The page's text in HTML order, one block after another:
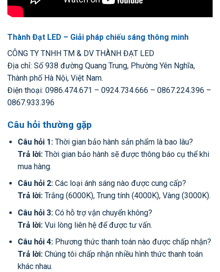
Thành Đạt LED – Giải pháp chiếu sáng thông minh
CÔNG TY TNHH TM & DV THÀNH ĐẠT LED
Địa chỉ: Số 938 đường Quang Trung, Phường Yên Nghĩa,
Thành phố Hà Nội, Việt Nam.
Điện thoại: 0986.474.671 – 0924.734.666 – 0867.224.396 –
0867.933.396
Câu hỏi thường gặp
Câu hỏi 1:Thời gian bảo hành sản phẩm là bao lâu?
Trả lời:Thời gian bảo hành sẽ được thông báo cụ thể khi
mua hàng.
Câu hỏi 2:Các loại ánh sáng nào được cung cấp?
Trả lời:Trắng (6000K), Trung tính (4000K), Vàng (3000K).
Câu hỏi 3:Có hỗ trợ vận chuyển không?
Trả lời:Vui lòng liên hệ để được tư vấn.
Câu hỏi 4:Phương thức thanh toán nào được chấp nhận?
Trả lời:Chúng tôi chấp nhận nhiều hình thức thanh toán
khác nhau.